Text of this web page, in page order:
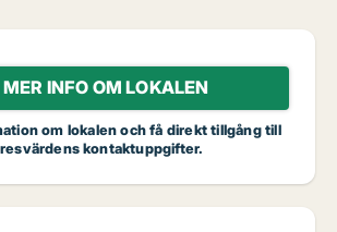
INFO OM LOKALEN
om lokalen och få direkt tillgång till
kontaktuppgifter.